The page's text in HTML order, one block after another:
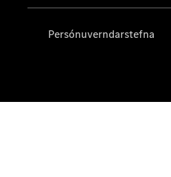
Persónuverndarstefna